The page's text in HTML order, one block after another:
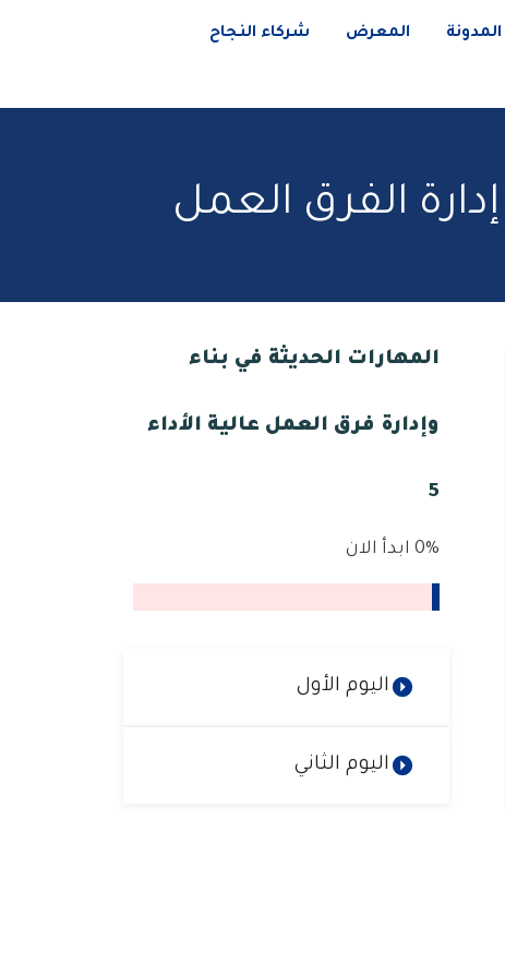
المدونة المعرض شركاء النجاح
الفرق العمل
المهارات الحديثة في بناء
وإدارة فرق العمل عالية الأداء
5
0% ابدأ الان
اليوم الأول
اليوم الثاني